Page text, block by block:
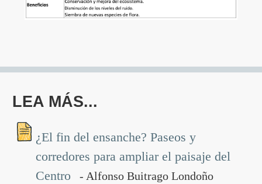
LEA MÁS...
¿El fin del ensanche? Paseos y
corredores para ampliar el paisaje del
Centro
- Alfonso Buitrago Londoño